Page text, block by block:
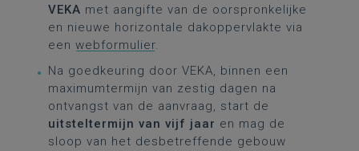
VEKA met aangifte van de oorspronkelijke
en nieuwe horizontale dakoppervlakte via
een webformulier.
Na goedkeuring door VEKA, binnen een
maximumtermijn van zestig dagen na
ontvangst van de aanvraag, start de
uitsteltermijn van vijf jaar en mag de
sloop van het desbetreffende gebouw